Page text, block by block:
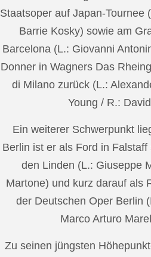
Staatsoper auf Japan-Tournee
Barrie Kosky) sowie am
Barcelona (L.: Giovanni
Donner in Wagners Das
di Milano zurück (L.:
Young / R.:
Ein weiterer Schwerpunkt
Berlin ist er als Ford in
den Linden (L.: Giuseppe
Martone) und kurz darauf als
der Deutschen Oper Berlin
Marco Arturo
Zu seinen jüngsten